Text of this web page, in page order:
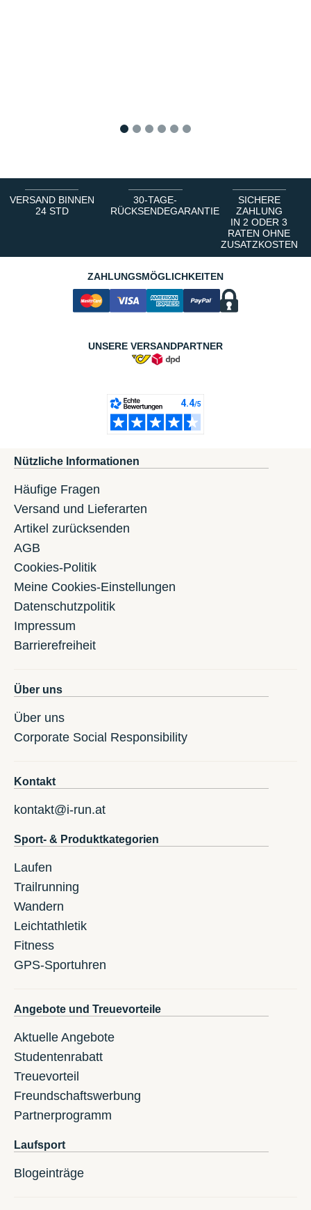
VERSAND BINNEN
24 STD
30-TAGE-
RÜCKSENDEGARANTIE
SICHERE
ZAHLUNG
IN 2 ODER 3
RATEN OHNE
ZUSATZKOSTEN
ZAHLUNGSMÖGLICHKEITEN
UNSERE VERSANDPARTNER
Nützliche Informationen
Häufige Fragen
Versand und Lieferarten
Artikel zurücksenden
AGB
Cookies-Politik
Meine Cookies-Einstellungen
Datenschutzpolitik
Impressum
Barrierefreiheit
Über uns
Über uns
Corporate Social Responsibility
Kontakt
kontakt@i-run.at
Sport- & Produktkategorien
Laufen
Trailrunning
Wandern
Leichtathletik
Fitness
GPS-Sportuhren
Angebote und Treuevorteile
Aktuelle Angebote
Studentenrabatt
Treuevorteil
Freundschaftswerbung
Partnerprogramm
Laufsport
Blogeinträge